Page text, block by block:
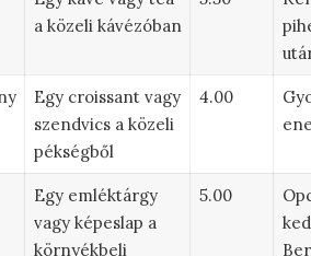
a közeli kávézóban
Egy croissant vagy
szendvics a közeli
pékségből
4.00
Egy emléktárgy
vagy képeslap a
környékbeli
5.00